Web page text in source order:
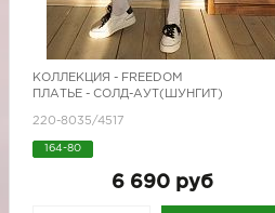
КОЛЛЕКЦИЯ - FREEDOM
ПЛАТЬЕ - СОЛД-АУТ(ШУНГИТ)
220-8035/4517
164-80
6 690 руб